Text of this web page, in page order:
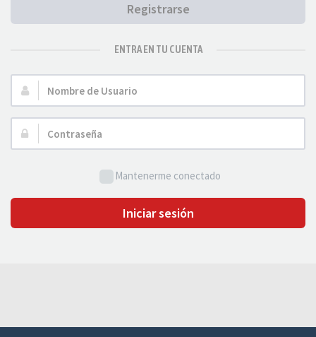
Registrarse
ENTRA EN TU CUENTA
Nombre
de
Usuario:
Contraseña:
Mantenerme conectado
Iniciar sesión